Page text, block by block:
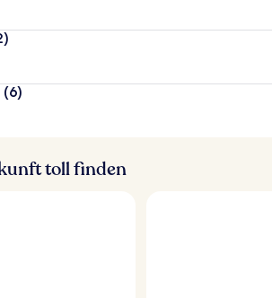
(6)
toll finden